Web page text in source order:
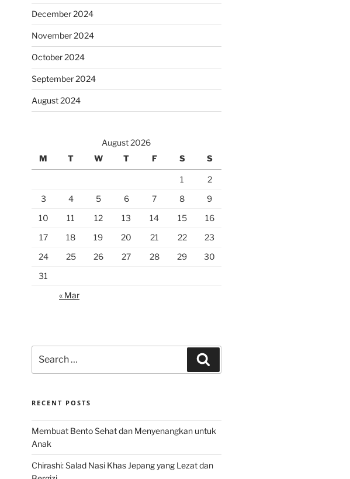
December 2024
November 2024
October 2024
September 2024
August 2024
August 2026
M
T W T F S S
1
2
3
4 5 6 7 8
9
10
11 12 13 14 15
16
17
18 19 20 21 22
23
24
25 26 27 28 29
30
31
« Mar
for:
RECENT POSTS
Membuat Bento Sehat dan Menyenangkan untuk
Anak
Chirashi: Salad Nasi Khas Jepang yang Lezat dan